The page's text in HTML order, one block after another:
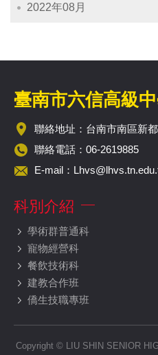
2022年08月
臺南市六信高級
聯絡地址：台南市南區新
聯絡電話：06-2619885
E-mail：
科別介紹
學術群普通科
寵物經營科
餐飲技術科
建教合作班
僑生技職專班
Copyright © LIU SHIN SENIOR